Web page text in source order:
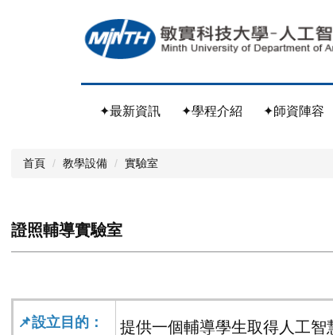
✦最新資訊 ✦學程介紹 ✦師資陣容
首頁 教學設備 實驗室
證照輔導實驗室
📌設立目的： 提供一個輔導學生取得人工智